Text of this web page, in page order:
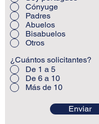
Cónyuge
Padres
Abuelos
Bisabuelos
Otros
¿Cuántos solicitantes?
De 1 a 5
De 6 a 10
Más de 10
Enviar